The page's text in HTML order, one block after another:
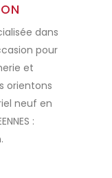
dans
pour
et
orientons
neuf en
:
.